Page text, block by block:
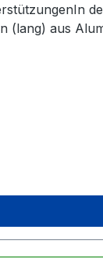
(lang) aus